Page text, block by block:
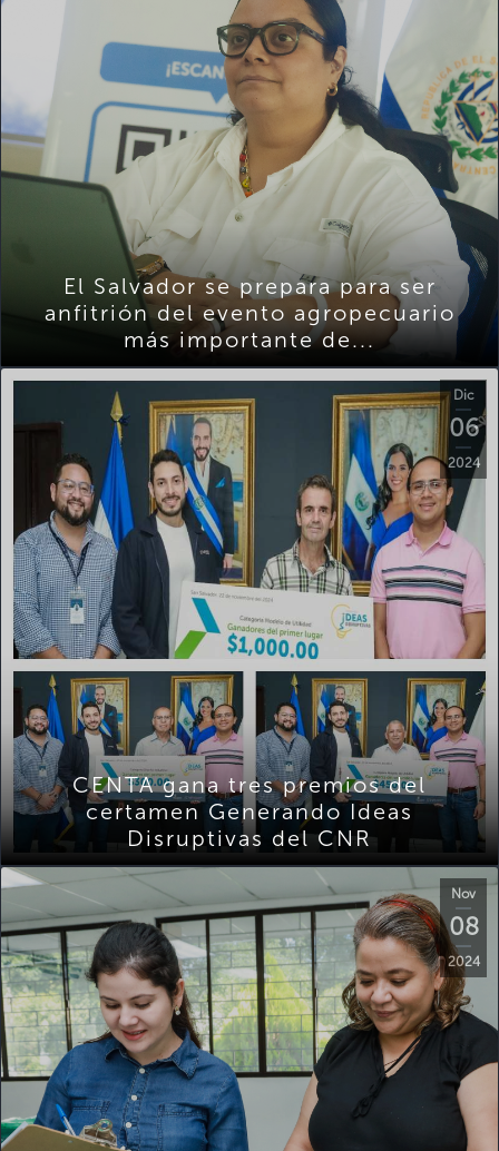
El Salvador se prepara para ser
anfitrión del evento agropecuario
más importante de...
Dic
06
2024
CENTA gana tres premios del
certamen Generando Ideas
Disruptivas del CNR
Nov
08
2024